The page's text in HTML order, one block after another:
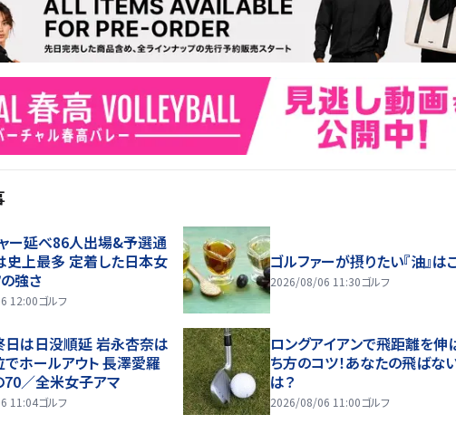
ー延べ86人出場&予選通
史上最多 定着した日本女
強さ
12:00ゴルフ
ゴルファーが摂りたい『油』は
2026/08/06 11:30ゴルフ
日は日没順延 岩永杏奈は
ホールアウト 長澤愛羅
／全米女子アマ
11:04ゴルフ
ロングアイアンで飛距離を伸
ち方のコツ！あなたの飛ばな
は？
2026/08/06 11:00ゴルフ